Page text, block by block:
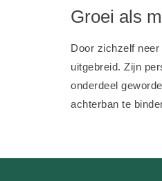
Groei als
Door zichzelf
uitgebreid. Zijn
onderdeel
achterban te